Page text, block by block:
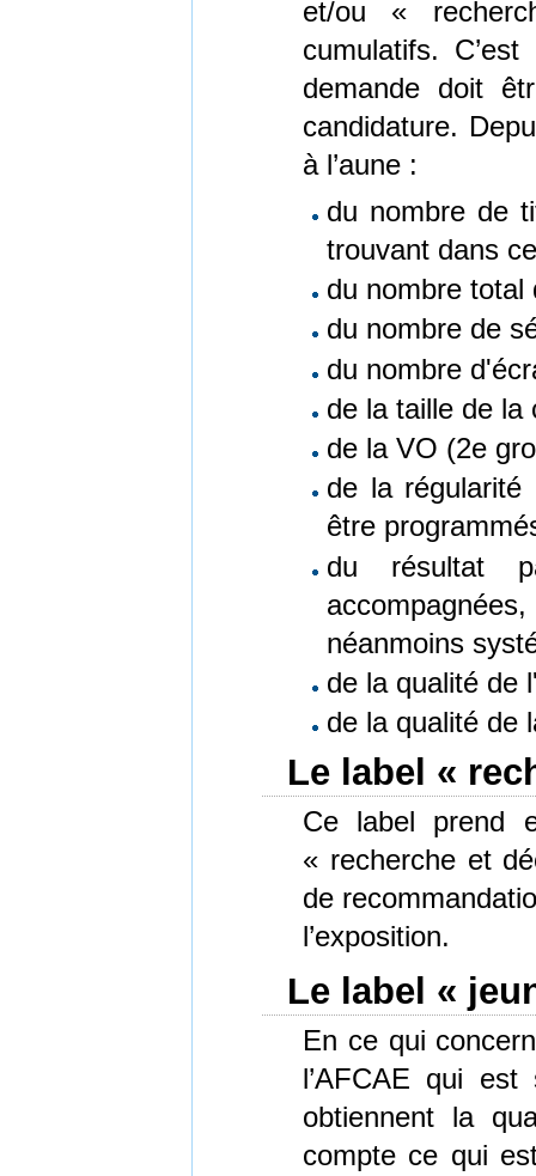
et/ou «
cumulatifs.
demande doit
candidature.
à l’aune :
du nombre de
trouvant dans
du nombre total
du nombre de
du nombre
de la taille de la
de la VO (2e
de la
être
du résultat
néanmoins
de la qualité de
de la qualité de
Le label «
Ce label prend
« recherche et
de
l’exposition.
Le label «
En ce qui
l’AFCAE qui
obtiennent la
compte ce qui